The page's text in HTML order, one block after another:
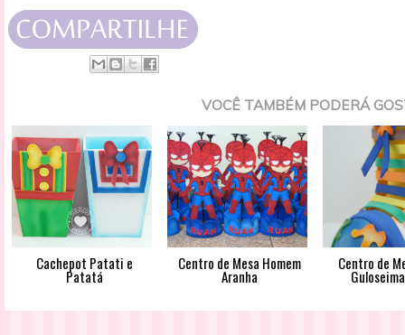
VOCÊ TAMBÉM PODERÁ
Cachepot Patati e
Patatá
Centro de Mesa Homem
Aranha
Centro de